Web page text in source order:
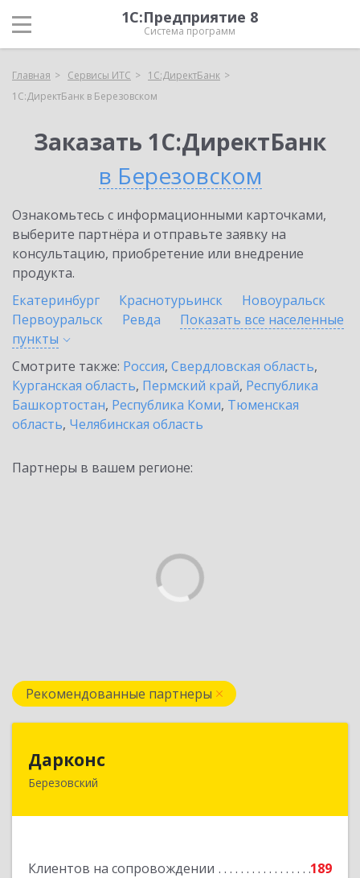
1С:Предприятие 8
Система программ
Главная Сервисы ИТС
1С:ДиректБанк
1С:ДиректБанк в Березовском
Заказать 1С:ДиректБанк
в Березовском
Ознакомьтесь с информационными карточками,
выберите партнёра и отправьте заявку на
консультацию, приобретение или внедрение
продукта.
Екатеринбург
Краснотурьинск
Новоуральск
Первоуральск
Ревда
Показать все населенные
пункты
Смотрите также: Россия, Свердловская область,
Курганская область, Пермский край, Республика
Башкортостан, Республика Коми, Тюменская
область, Челябинская область
Партнеры в вашем регионе:
Рекомендованные партнеры
Дарконс
Березовский
Клиентов на сопровождении 189
623700, Свердловская обл, Березовский г,